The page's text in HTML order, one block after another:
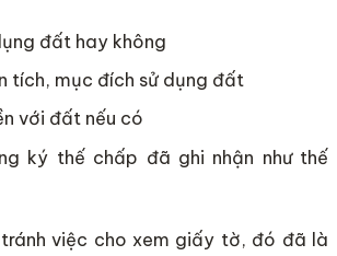
đất hay không
tích, mục đích sử dụng đất
với đất nếu có
ký thế chấp đã ghi nhận như thế
tránh việc cho xem giấy tờ, đó đã là